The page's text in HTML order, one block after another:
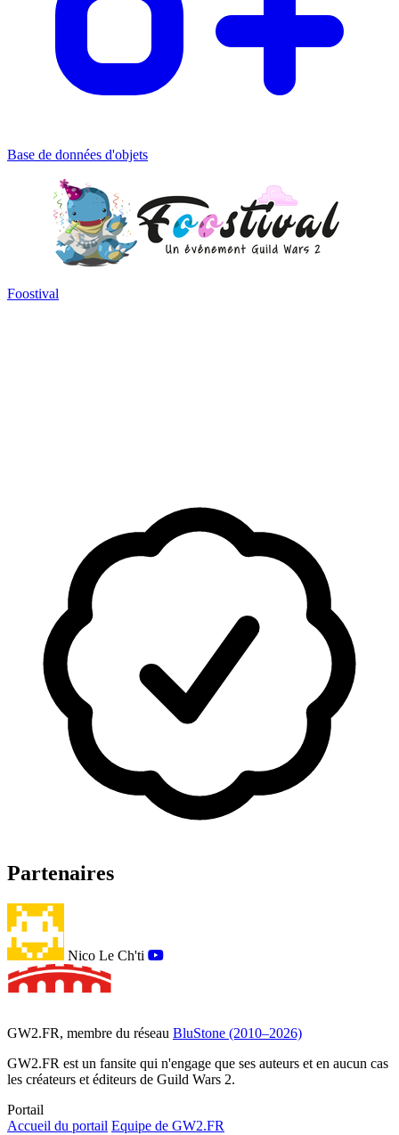
Base de données d'objets
Foostival
Partenaires
Nico Le Ch'ti
GW2.FR, membre du réseau BluStone (2010–2026)
GW2.FR est un fansite qui n'engage que ses auteurs et en aucun cas
les créateurs et éditeurs de Guild Wars 2.
Portail
Accueil du portail Equipe de GW2.FR